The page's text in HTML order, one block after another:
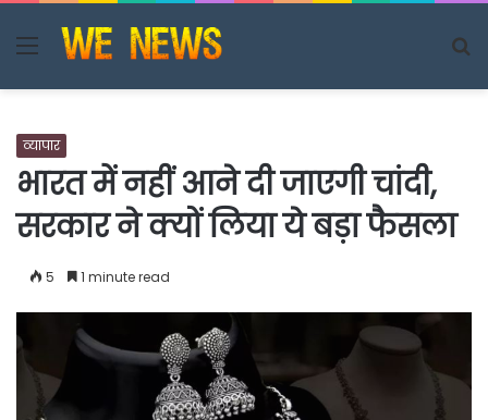
Menu
व्यापार
भारत में नहीं आने दी जाएगी चांदी,
सरकार ने क्यों लिया ये बड़ा फैसला
5 1 minute read